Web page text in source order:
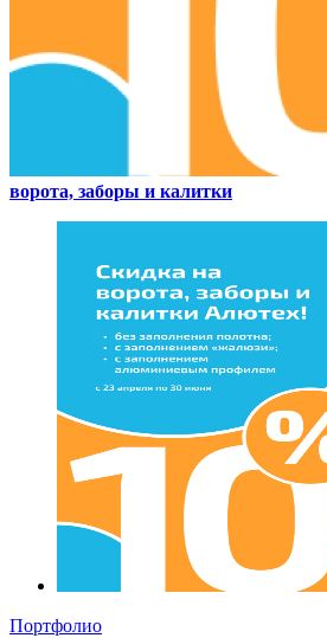
ворота, заборы и калитки
Портфолио